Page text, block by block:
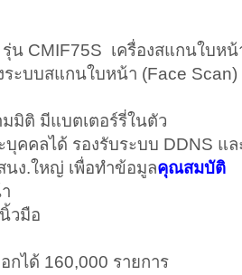
น CMIF75S เครื่องสแกนใบห
ระบบสแกนใบหน้า (Face
มิติ มีแบตเตอร์รี่ในตัว
บุคคลได้ รองรับระบบ DDNS
นง.ใหญ่ เพื่อทำข้อมูลคุณสมบัติ
วมือ
กได้ 160,000 รายการ